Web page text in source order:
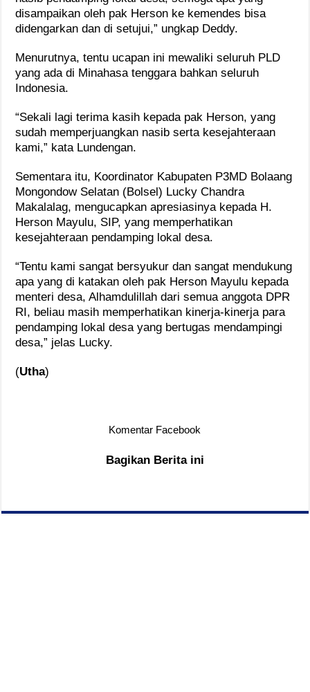
disampaikan oleh pak Herson ke kemendes bisa
didengarkan dan di setujui,” ungkap Deddy.
Menurutnya, tentu ucapan ini mewaliki seluruh PLD
yang ada di Minahasa tenggara bahkan seluruh
Indonesia.
“Sekali lagi terima kasih kepada pak Herson, yang
sudah memperjuangkan nasib serta kesejahteraan
kami,” kata Lundengan.
Sementara itu, Koordinator Kabupaten P3MD Bolaang
Mongondow Selatan (Bolsel) Lucky Chandra
Makalalag, mengucapkan apresiasinya kepada H.
Herson Mayulu, SIP, yang memperhatikan
kesejahteraan pendamping lokal desa.
“Tentu kami sangat bersyukur dan sangat mendukung
apa yang di katakan oleh pak Herson Mayulu kepada
menteri desa, Alhamdulillah dari semua anggota DPR
RI, beliau masih memperhatikan kinerja-kinerja para
pendamping lokal desa yang bertugas mendampingi
desa,” jelas Lucky.
(Utha)
Komentar Facebook
Bagikan Berita ini